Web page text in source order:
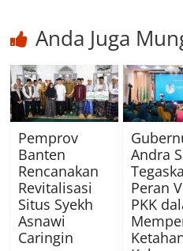
Anda Juga
Pemprov
Banten
Rencanakan
Revitalisasi
Situs Syekh
Asnawi
Caringin
Andra
Peran
PKK